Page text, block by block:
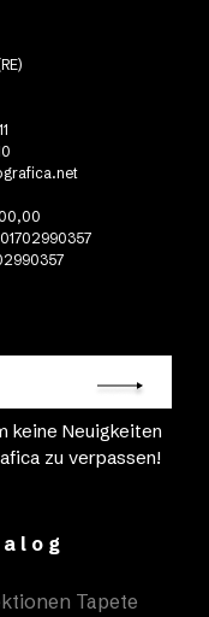
keine Neuigkeiten
zu verpassen!
Tapete